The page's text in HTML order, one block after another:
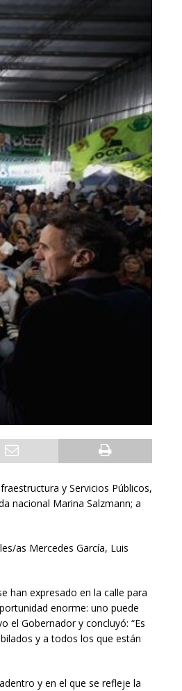
y Servicios Públicos,
nacional Marina Salzmann; a
as Mercedes García, Luis
han expresado en la calle para
enorme: uno puede
el Gobernador y concluyó: “Es
y a todos los que están
y en el que se refleje la